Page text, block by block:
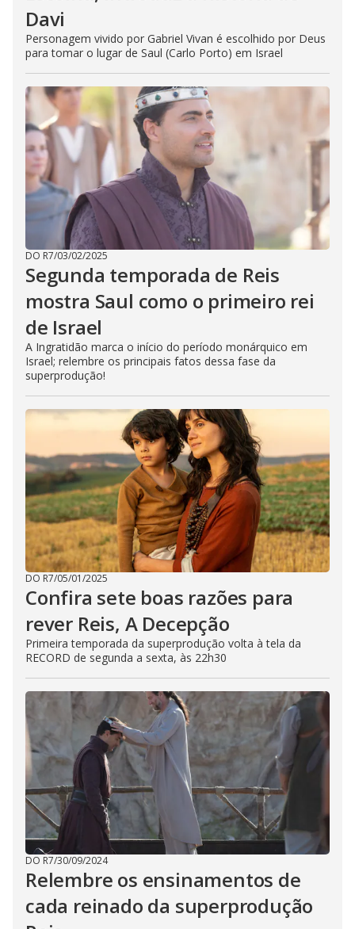
Davi
Personagem vivido por Gabriel Vivan é escolhido por Deus
para tomar o lugar de Saul (Carlo Porto) em Israel
DO R7/03/02/2025
Segunda temporada de Reis
mostra Saul como o primeiro rei
de Israel
A Ingratidão marca o início do período monárquico em
Israel; relembre os principais fatos dessa fase da
superprodução!
DO R7/05/01/2025
Confira sete boas razões para
rever Reis, A Decepção
Primeira temporada da superprodução volta à tela da
RECORD de segunda a sexta, às 22h30
DO R7/30/09/2024
Relembre os ensinamentos de
cada reinado da superprodução